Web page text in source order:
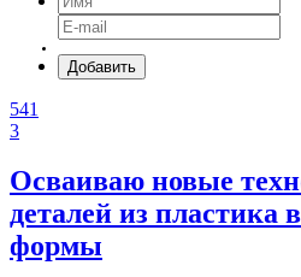
Добавить
541
3
Осваиваю новые
деталей из пластика
формы